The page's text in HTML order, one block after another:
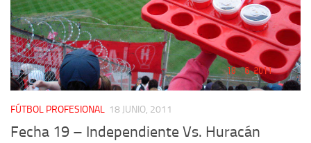
FÚTBOL PROFESIONAL 18 JUNIO, 2011
Fecha 19 – Independiente Vs. Huracán